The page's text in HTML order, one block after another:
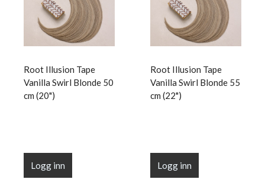
Root Illusion Tape
Vanilla Swirl Blonde 50
cm (20")
Logg inn
Root Illusion Tape
Vanilla Swirl Blonde 55
cm (22")
Logg inn